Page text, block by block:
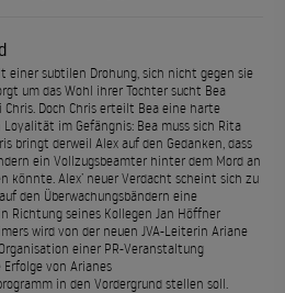
einer subtilen Drohung, sich nicht gegen sie
um das Wohl ihrer Tochter sucht Bea
Doch Chris erteilt Bea eine harte
im Gefängnis: Bea muss sich Rita
bringt derweil Alex auf den Gedanken, dass
ein Vollzugsbeamter hinter dem Mord an
könnte. Alex’ neuer Verdacht scheint sich zu
den Überwachungsbändern eine
Richtung seines Kollegen Jan Höffner
wird von der neuen JVA-Leiterin Ariane
einer PR-Veranstaltung
von Arianes
in den Vordergrund stellen soll.